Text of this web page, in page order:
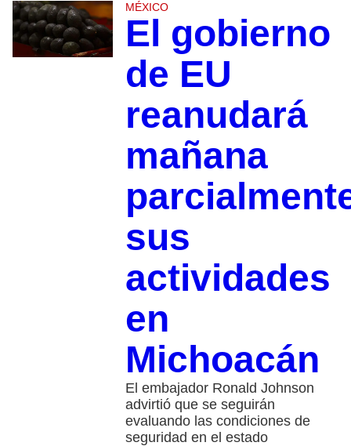
MÉXICO
El gobierno
de EU
reanudará
mañana
sus
actividades
en
Michoacán
El embajador Ronald Johnson
advirtió que se seguirán
evaluando las condiciones de
seguridad en el estado